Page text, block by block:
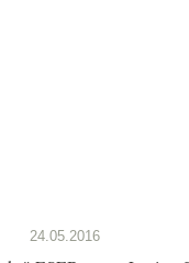
24.05.2016